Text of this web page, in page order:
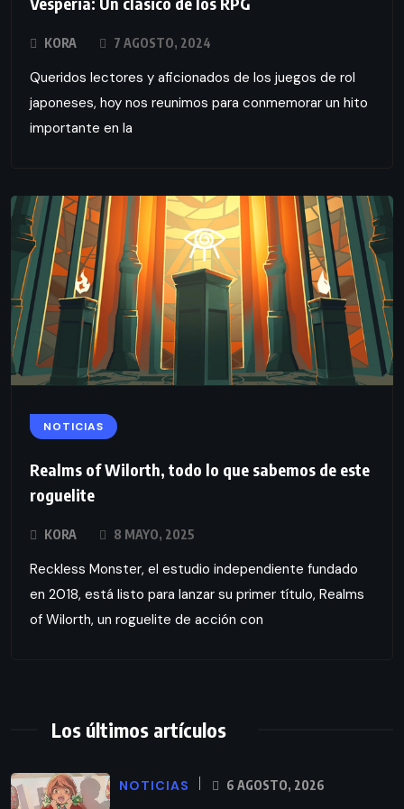
KORA 7 AGOSTO, 2024
Queridos lectores y aficionados de los juegos de rol
japoneses, hoy nos reunimos para conmemorar un hito
importante en la
NOTICIAS
Realms of Wilorth, todo lo que sabemos de este
roguelite
KORA 8 MAYO, 2025
Reckless Monster, el estudio independiente fundado
en 2018, está listo para lanzar su primer título, Realms
of Wilorth, un roguelite de acción con
Los últimos artículos
NOTICIAS 6 AGOSTO, 2026